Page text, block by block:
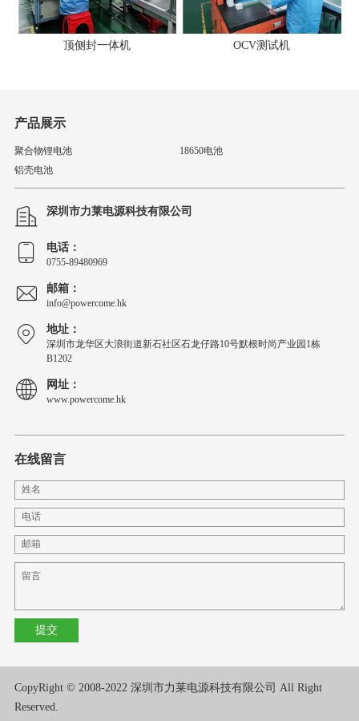
顶侧封一体机 OCV测试机
产品展示
聚合物锂电池
18650电池
铝壳电池
深圳市力莱电源科技有限公司
电话：
0755-89480969
邮箱：
info@powercome.hk
地址：
深圳市龙华区大浪街道新石社区石龙仔路10号默根时尚产业园1栋
B1202
网址：
www.powercome.hk
在线留言
CopyRight © 2008-2022 深圳市力莱电源科技有限公司 All Right
Reserved.